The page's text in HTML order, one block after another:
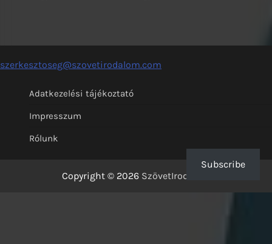
szerkesztoseg@szovetirodalom.com
Adatkezelési tájékoztató
Impresszum
Rólunk
Copyright © 2026 SzövetIrodalom
Subscribe